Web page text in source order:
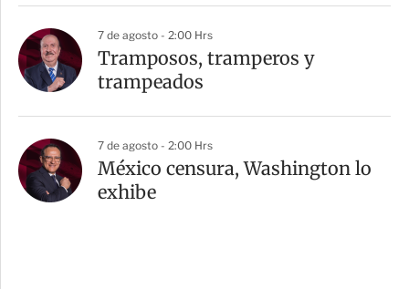
7 de agosto - 2:00 Hrs
Tramposos, tramperos y
trampeados
7 de agosto - 2:00 Hrs
México censura, Washington lo
exhibe